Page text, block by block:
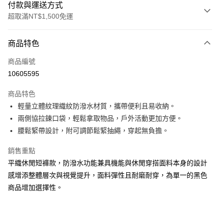
付款與運送方式
超取滿NT$1,500免運
信用卡一次付款
超商取貨付款
Apple Pay
街口支付
大哥付你分期
相關說明
1.本服務由台灣大哥大提供，台灣大哥大用戶可立即使用無須另外申請。
AFTEE先享後付
商品特色
商品編號
10605595
商品特色
輕量立體紋理織紋防潑水材質，攜帶便利且易收納。
兩側協拉鍊口袋，輕鬆拿取物品，戶外活動更加方便。
腰鬆緊帶設計，附可調節鬆緊抽繩，穿起無負擔。
銷售重點
平織休閒短褲款，防潑水功能兼具機能與休閒穿搭面料本身的設計
感增添整體層次與視覺提升，面料彈性且耐磨耐穿，為單一的黑色
商品增加選擇性。